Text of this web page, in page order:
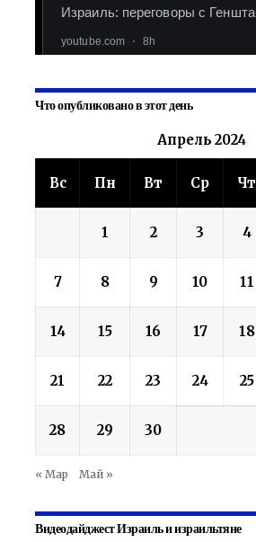
Что опубликовано в этот день
Апрель 2024
Вс Пн Вт Ср Чт
1 2 3 4
7 8 9 10 11
14 15 16 17 18
21 22 23 24 25
28 29 30
« Мар Май »
Видеодайджест Израиль и израильтяне